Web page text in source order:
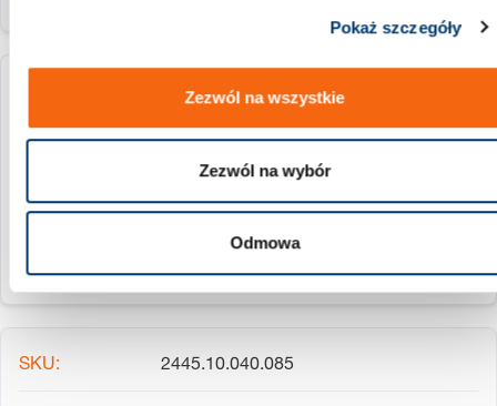
Pokaż szczegóły
Zezwól na wszystkie
Zezwól na wybór
Odmowa
2445.10.040.065
2445.10.040.085